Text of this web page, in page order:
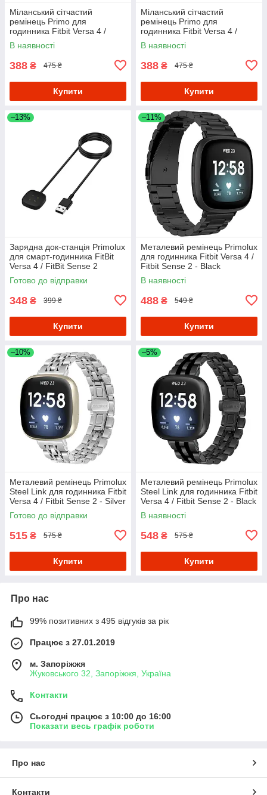
Міланський сітчастий
ремінець Primo для
годинника Fitbit Versa 4 /
Fitbit Sense 2 - Black
В наявності
388 ₴ 475 ₴
Купити
Міланський сітчастий
ремінець Primo для
годинника Fitbit Versa 4 /
Fitbit Sense 2 - Silver
В наявності
388 ₴ 475 ₴
Купити
–13%
Зарядна док-станція Primolux
для смарт-годинника FitBit
Versa 4 / FitBit Sense 2
Готово до відправки
348 ₴ 399 ₴
Купити
–11%
Металевий ремінець Primolux
для годинника Fitbit Versa 4 /
Fitbit Sense 2 - Black
В наявності
488 ₴ 549 ₴
Купити
–10%
Металевий ремінець Primolux
Steel Link для годинника Fitbit
Versa 4 / Fitbit Sense 2 - Silver
Готово до відправки
515 ₴ 575 ₴
Купити
–5%
Металевий ремінець Primolux
Steel Link для годинника Fitbit
Versa 4 / Fitbit Sense 2 - Black
В наявності
548 ₴ 575 ₴
Купити
Про нас
99% позитивних з 495 відгуків за рік
Працює з 27.01.2019
м. Запоріжжя
Жуковського 32, Запоріжжя, Україна
Контакти
Сьогодні працює з 10:00 до 16:00
Показати весь графік роботи
Про нас
Контакти